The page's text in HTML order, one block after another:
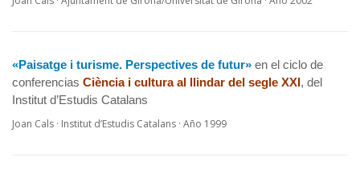
«Paisatge i turisme. Perspectives de futur» en el ciclo de
conferencias Ciència i cultura al llindar del segle XXI, del
Institut d’Estudis Catalans
Joan Cals · Institut d’Estudis Catalans · Año 1999